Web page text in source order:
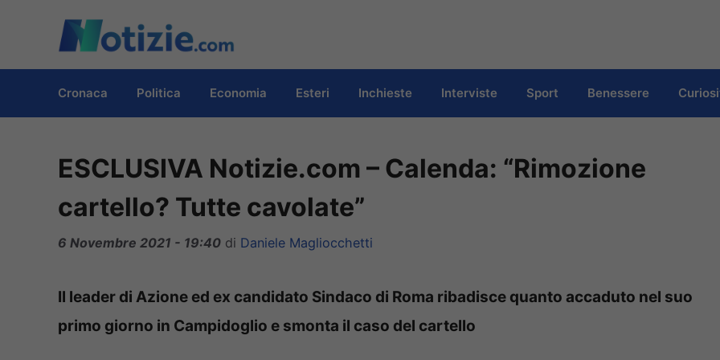
contenuto
Cronaca Politica Economia Esteri Inchieste Interviste Sport Benessere
ESCLUSIVA Notizie.com – Calenda: “Rimozione
cartello? Tutte cavolate”
6 Novembre 2021 - 19:40 di Daniele Magliocchetti
Il leader di Azione ed ex candidato Sindaco di Roma ribadisce quanto accaduto nel suo
primo giorno in Campidoglio e smonta il caso del cartello